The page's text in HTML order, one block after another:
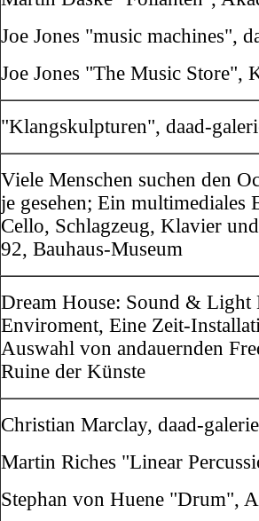
Joe Jones "music machines",
Joe Jones "The Music Store",
"Klangskulpturen", daad-
Viele Menschen suchen den
je gesehen; Ein
Cello, Schlagzeug, Klavier
92, Bauhaus-Museum
Dream House: Sound & Light
Enviroment, Eine Zeit-
Auswahl von andauernden
Ruine der Künste
Christian Marclay, daad-galerie
Martin Riches "Linear
Stephan von Huene "Drum",